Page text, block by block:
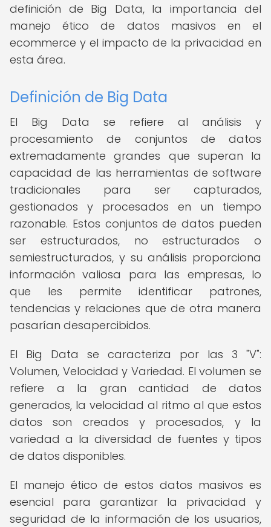
definición de Big Data, la importancia del
manejo ético de datos masivos en el
ecommerce y el impacto de la privacidad en
esta área.
Definición de Big Data
El Big Data se refiere al análisis y
procesamiento de conjuntos de datos
extremadamente grandes que superan la
capacidad de las herramientas de software
tradicionales para ser capturados,
gestionados y procesados en un tiempo
razonable. Estos conjuntos de datos pueden
ser estructurados, no estructurados o
semiestructurados, y su análisis proporciona
información valiosa para las empresas, lo
que les permite identificar patrones,
tendencias y relaciones que de otra manera
pasarían desapercibidos.
El Big Data se caracteriza por las 3 "V":
Volumen, Velocidad y Variedad. El volumen se
refiere a la gran cantidad de datos
generados, la velocidad al ritmo al que estos
datos son creados y procesados, y la
variedad a la diversidad de fuentes y tipos
de datos disponibles.
El manejo ético de estos datos masivos es
esencial para garantizar la privacidad y
seguridad de la información de los usuarios,